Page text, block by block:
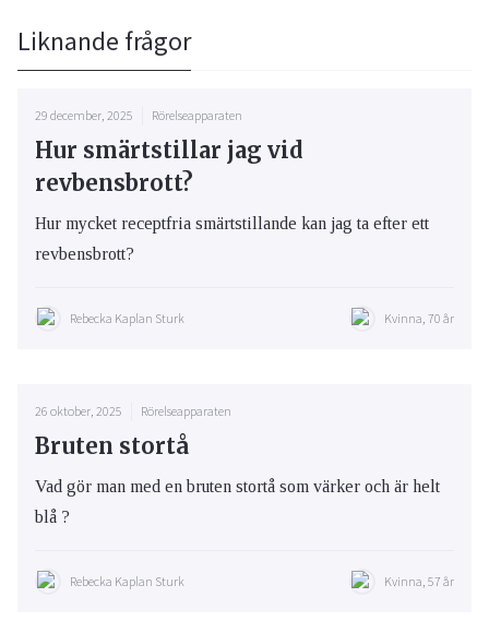
Liknande frågor
29 december, 2025 Rörelseapparaten
Hur smärtstillar jag vid
revbensbrott?
Hur mycket receptfria smärtstillande kan jag ta efter ett
revbensbrott?
Rebecka Kaplan Sturk Kvinna, 70 år
26 oktober, 2025 Rörelseapparaten
Bruten stortå
Vad gör man med en bruten stortå som värker och är helt
blå ?
Rebecka Kaplan Sturk Kvinna, 57 år